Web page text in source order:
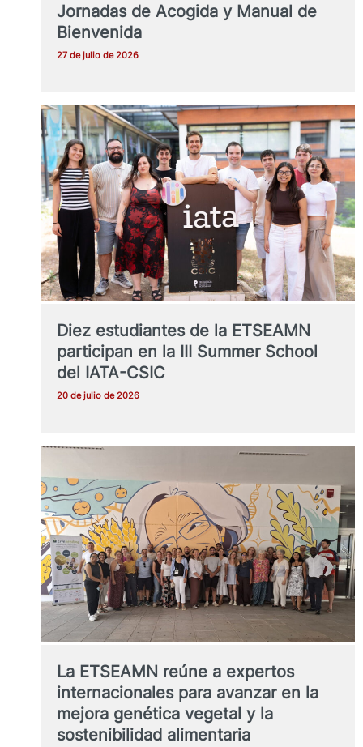
Jornadas de Acogida y Manual de
Bienvenida
27 de julio de 2026
Diez estudiantes de la ETSEAMN
participan en la III Summer School
del IATA-CSIC
20 de julio de 2026
La ETSEAMN reúne a expertos
internacionales para avanzar en la
mejora genética vegetal y la
sostenibilidad alimentaria